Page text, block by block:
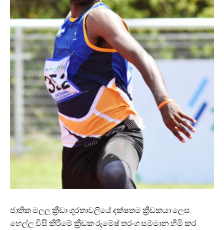
ජාතික මලල ක්‍රීඩා ශූරතාවලියේ දක්ෂතම ක්‍රීඩකයා ලෙස
හෙල්ල විසි කිරීමේ ක්‍රීඩක රුමේෂ් තරංග සම්මාන හිමි කර